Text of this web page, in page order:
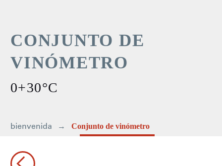
CONJUNTO DE
VINÓMETRO
0+30°C
bienvenida Conjunto de vinómetro